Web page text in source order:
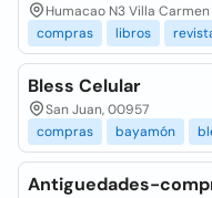
Humacao N3 Villa
compras
libros
Bless Celular
San Juan, 00957
compras
bayamón
Antiguedades-